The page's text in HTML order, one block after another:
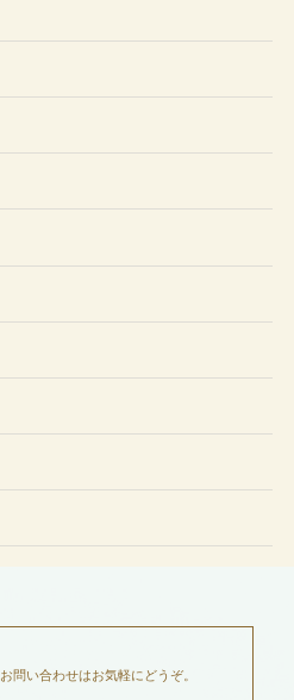
お問い合わせはお気軽にどうぞ。